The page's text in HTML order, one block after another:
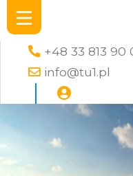
+48 33 813 90
info@tu1.pl